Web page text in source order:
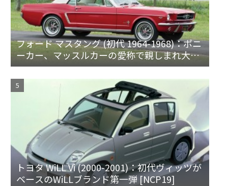
フォード マスタング (初代 1964-1968)：ポニ
ーカー、マッスルカーの愛称で親しまれ大ヒ
ット
トヨタ WiLL Vi (2000-2001)：初代ヴィッツが
ベースのWiLLブランド第一弾 [NCP19]